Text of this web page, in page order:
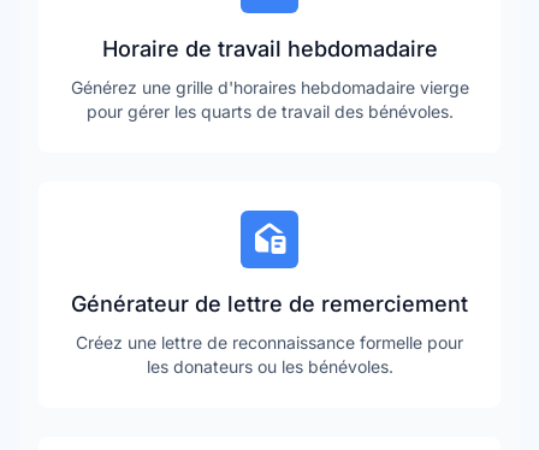
Horaire de travail hebdomadaire
Générez une grille d'horaires hebdomadaire vierge
pour gérer les quarts de travail des bénévoles.
Générateur de lettre de remerciement
Créez une lettre de reconnaissance formelle pour
les donateurs ou les bénévoles.